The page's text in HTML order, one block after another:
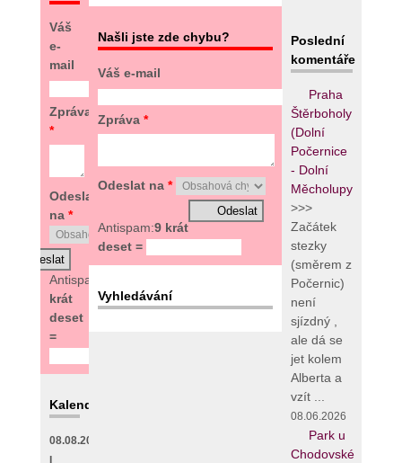
Váš
e-
mail
Zpráva
*
Odeslat
na *
Antispam:
krát
deset
=
Kalendář
08.08.2026
Našli jste zde chybu?
Váš e-mail
Zpráva *
Odeslat na *
Antispam:9 krát
deset =
Vyhledávání
Poslední
komentáře
Praha
Štěrboholy
(Dolní
Počernice
- Dolní
Měcholupy
>>>
Začátek
stezky
(směrem z
Počernic)
není
sjízdný ,
ale dá se
jet kolem
Alberta a
vzít ...
08.06.2026
Park u
Chodovské